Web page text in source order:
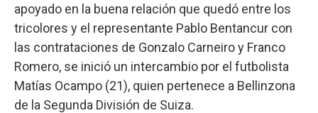
apoyado en la buena relación que quedó entre los
tricolores y el representante Pablo Bentancur con
las contrataciones de Gonzalo Carneiro y Franco
Romero, se inició un intercambio por el futbolista
Matías Ocampo (21), quien pertenece a Bellinzona
de la Segunda División de Suiza.